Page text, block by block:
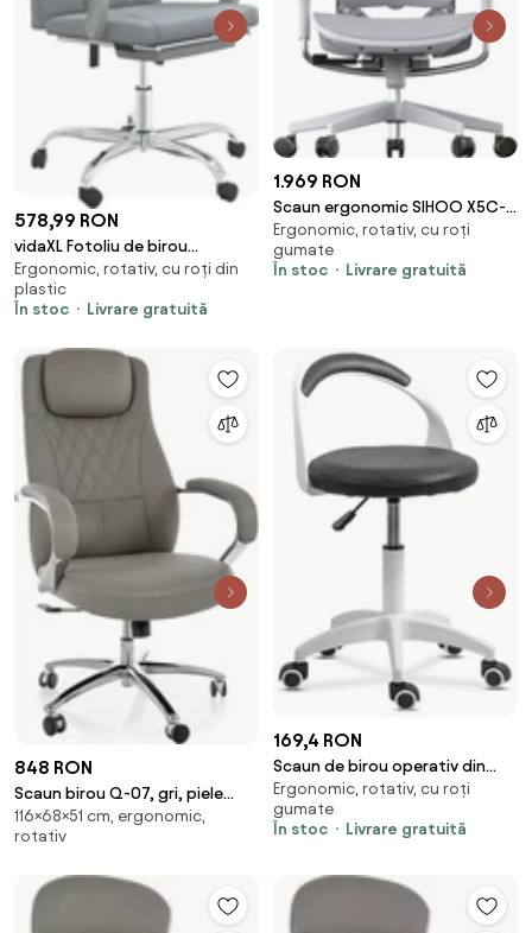
578,99 RON
vidaXL Fotoliu de birou
rabatabil, gri deschis, textil
Ergonomic, rotativ, cu roți din
plastic
În stoc
Livrare gratuită
1.969 RON
Scaun ergonomic SIHOO X5C-
207, cotiere 3D, suport lombar
reglabil, tetiera 3D, mecanism
multifunctional
Ergonomic, rotativ, cu roți
gumate
În stoc
Livrare gratuită
848 RON
Scaun birou Q-07, gri, piele
ecologică, 68x51x116 cm
116×68×51 cm, ergonomic,
rotativ
169,4 RON
Scaun de birou operativ din
piele eco OFF 1021 negru
Ergonomic, rotativ, cu roți
gumate
În stoc
Livrare gratuită